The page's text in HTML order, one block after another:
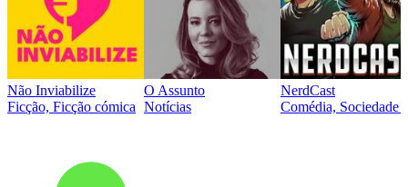
Não Inviabilize
Ficção, Ficção cómica
O Assunto
Notícias
NerdCast
Comédia, Sociedade